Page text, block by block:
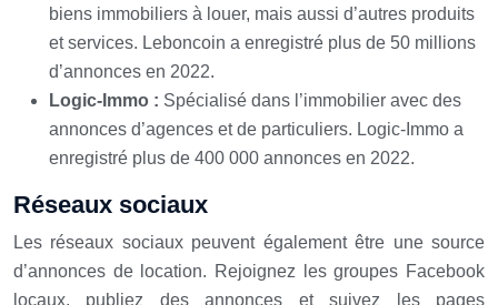
biens immobiliers à louer, mais aussi d’autres produits
et services. Leboncoin a enregistré plus de 50 millions
d’annonces en 2022.
Logic-Immo : Spécialisé dans l’immobilier avec des
annonces d’agences et de particuliers. Logic-Immo a
enregistré plus de 400 000 annonces en 2022.
Réseaux sociaux
Les réseaux sociaux peuvent également être une source
d’annonces de location. Rejoignez les groupes Facebook
locaux, publiez des annonces et suivez les pages